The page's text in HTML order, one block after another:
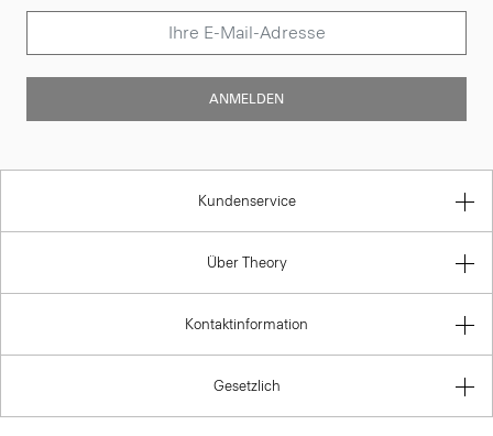
ANMELDEN
Kundenservice
Über Theory
Kontaktinformation
Gesetzlich